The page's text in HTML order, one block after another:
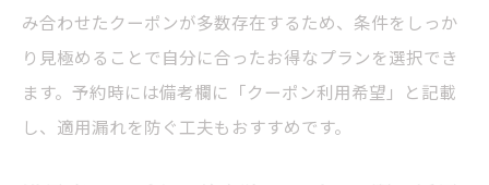
み合わせたクーポンが多数存在するため、条件をしっか
り見極めることで自分に合ったお得なプランを選択でき
ます。予約時には備考欄に「クーポン利用希望」と記載
し、適用漏れを防ぐ工夫もおすすめです。